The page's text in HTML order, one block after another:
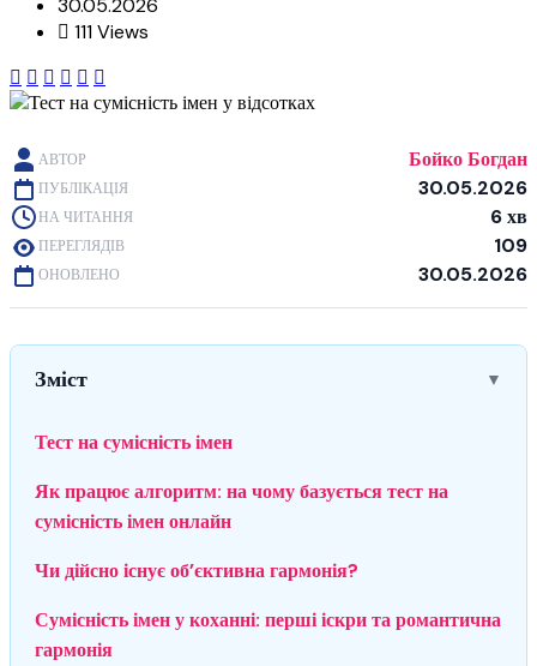
30.05.2026
111 Views
АВТОР Бойко Богдан
ПУБЛІКАЦІЯ 30.05.2026
НА ЧИТАННЯ 6 хв
ПЕРЕГЛЯДІВ 109
ОНОВЛЕНО 30.05.2026
Зміст ▼
Тест на сумісність імен
Як працює алгоритм: на чому базується тест на
сумісність імен онлайн
Чи дійсно існує об’єктивна гармонія?
Сумісність імен у коханні: перші іскри та романтична
гармонія